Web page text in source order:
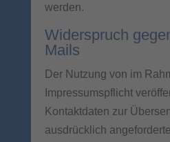
werden.
Widerspruch
Mails
Der Nutzung von im
Impressumspflicht
Kontaktdaten zur
ausdrücklich